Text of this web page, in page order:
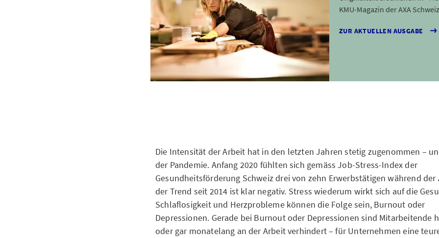
KMU-Magazin der AXA
ZUR AKTUELLEN AUSGABE
Die Intensität der Arbeit hat in den letzten Jahren stetig zugenommen –
der Pandemie. Anfang 2020 fühlten sich gemäss Job-Stress-Index der
Gesundheitsförderung Schweiz drei von zehn Erwerbstätigen während der
der Trend seit 2014 ist klar negativ. Stress wiederum wirkt sich auf die
Schlaflosigkeit und Herzprobleme können die Folge sein, Burnout oder
Depressionen. Gerade bei Burnout oder Depressionen sind Mitarbeitende
oder gar monatelang an der Arbeit verhindert – für Unternehmen eine